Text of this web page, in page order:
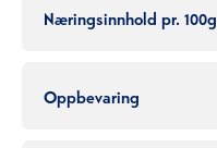
Næringsinnhold pr. 100g
Oppbevaring